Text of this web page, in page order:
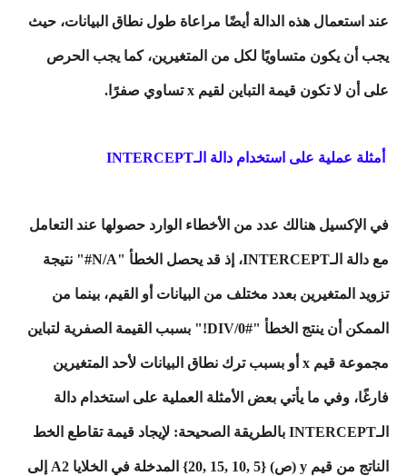
عند استعمال هذه الدالة أيضًا مراعاة طول نطاق البيانات، حيث
يجب أن يكون متساويًا لكل من المتغيرين، كما يجب الحرص
على أن لا تكون قيمة التباين لقيم x تساوي صفرًا.
أمثلة عملية على استخدام دالة الـINTERCEPT
في الإكسيل هنالك عدد من الأخطاء الوارد حصولها عند التعامل
مع دالة الـINTERCEPT، إذ قد يحصل الخطأ "N/A#" نتيجة
تزويد المتغيرين بعدد مختلف من البيانات أو القيم، بينما من
الممكن أن ينتج الخطأ "#DIV/0!" بسبب القيمة الصفرية لتباين
مجموعة قيم x أو بسبب ترك نطاق البيانات لأحد المتغيرين
فارغًا، وفي ما يأتي بعض الأمثلة العملية على استخدام دالة
الـINTERCEPT بالطريقة الصحيحة: لإيجاد قيمة تقاطع الخط
الناتج من قيم y (ص) {5 ,10 ,15 ,20} المدخلة في الخلايا A2 إلى